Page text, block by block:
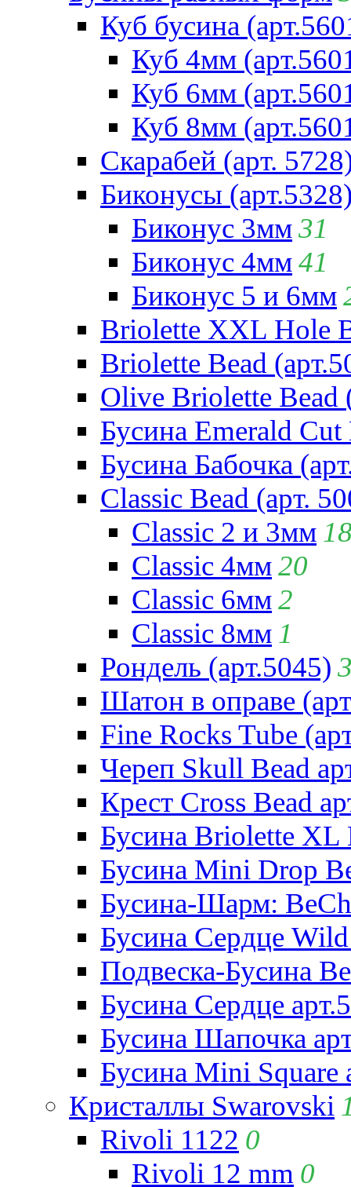
Куб бусина
Куб 4мм
Куб 6мм
Куб 8мм
Скарабей (арт.
Биконусы
Биконус 3мм31
Биконус 4мм41
Биконус 5 и 6мм
Briolette XXL Hole
Briolette Bead
Olive Briolette Bead
Бусина Emerald Cut
Бусина Бабочка
Classic Bead (арт.
Classic 2 и 3мм
Classic 4мм20
Classic 6мм2
Classic 8мм 1
Рондель (арт.5045)
Шатон в оправе
Fine Rocks Tube
Череп Skull Bead
Крест Cross Bead
Бусина Briolette XL
Бусина Mini Drop
Бусина-Шарм:
Бусина Сердце
Подвеска-Бусина
Бусина Сердце
Бусина Шапочка
Бусина Mini Square
Кристаллы Swarovski
Rivoli 1122 0
Rivoli 12 mm 0